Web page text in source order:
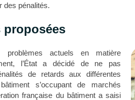
des pénalités.
actuels en matière
l’État a décidé de ne pas
de retards aux différentes
s’occupant de marchés
française du bâtiment a saisi